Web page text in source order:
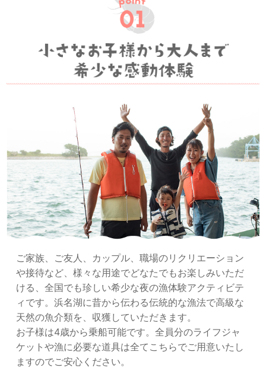
ご家族、ご友人、カップル、職場のリクリエーション
や接待など、様々な用途でどなたでもお楽しみいただ
ける、全国でも珍しい希少な夜の漁体験アクティビテ
ィです。浜名湖に昔から伝わる伝統的な漁法で高級な
天然の魚介類を、収獲していただきます。
お子様は4歳から乗船可能です。全員分のライフジャ
ケットや漁に必要な道具は全てこちらでご用意いたし
ますのでご安心ください。